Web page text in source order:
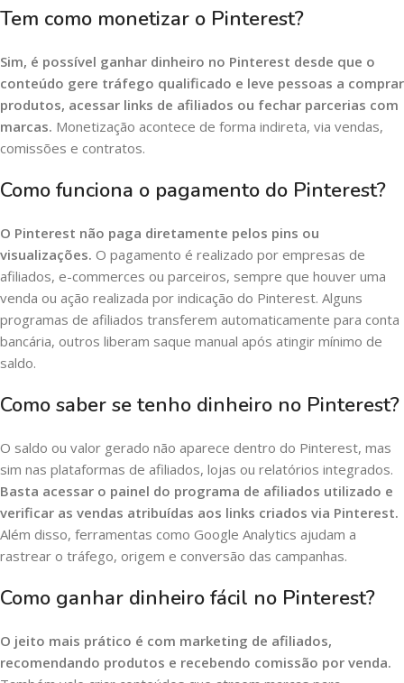
Tem como monetizar o Pinterest?
Sim, é possível ganhar dinheiro no Pinterest desde que o
conteúdo gere tráfego qualificado e leve pessoas a comprar
produtos, acessar links de afiliados ou fechar parcerias com
marcas. Monetização acontece de forma indireta, via vendas,
comissões e contratos.
Como funciona o pagamento do Pinterest?
O Pinterest não paga diretamente pelos pins ou
visualizações. O pagamento é realizado por empresas de
afiliados, e-commerces ou parceiros, sempre que houver uma
venda ou ação realizada por indicação do Pinterest. Alguns
programas de afiliados transferem automaticamente para conta
bancária, outros liberam saque manual após atingir mínimo de
saldo.
Como saber se tenho dinheiro no Pinterest?
O saldo ou valor gerado não aparece dentro do Pinterest, mas
sim nas plataformas de afiliados, lojas ou relatórios integrados.
Basta acessar o painel do programa de afiliados utilizado e
verificar as vendas atribuídas aos links criados via Pinterest.
Além disso, ferramentas como Google Analytics ajudam a
rastrear o tráfego, origem e conversão das campanhas.
Como ganhar dinheiro fácil no Pinterest?
O jeito mais prático é com marketing de afiliados,
recomendando produtos e recebendo comissão por venda.